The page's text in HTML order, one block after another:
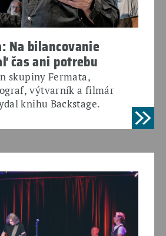
Na bilancovanie
čas ani potrebu
skupiny Fermata,
výtvarník a filmár
knihu Backstage.